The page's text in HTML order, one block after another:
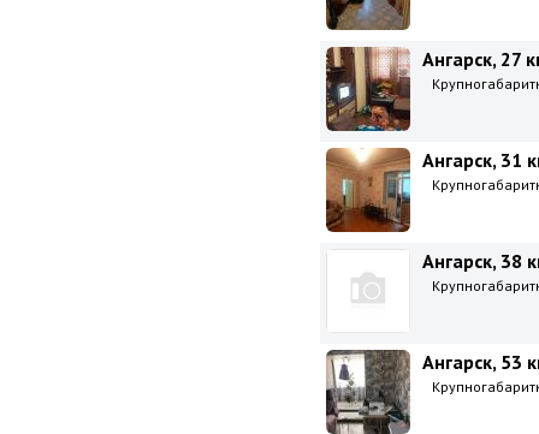
Ангарск, 27
Ангарск, 31
Ангарск, 38
Ангарск, 53